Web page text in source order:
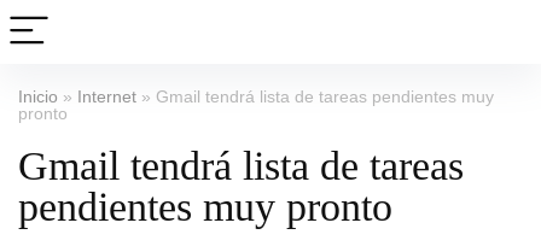
Inicio » Internet » Gmail tendrá lista de tareas pendientes muy
pronto
Gmail tendrá lista de tareas
pendientes muy pronto